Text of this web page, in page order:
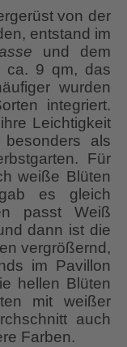
von der
entstand im
und dem
ca. 9 qm, das
wurden
integriert.
Leichtigkeit
als
Für
weiße Blüten
es gleich
passt Weiß
dann ist die
vergrößernd,
im Pavillon
hellen Blüten
mit weißer
auch
Farben.